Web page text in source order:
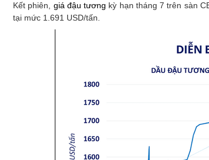
Kết phiên, giá đậu tương kỳ hạn tháng 7 trên sàn
tại mức 1.691 USD/tấn.